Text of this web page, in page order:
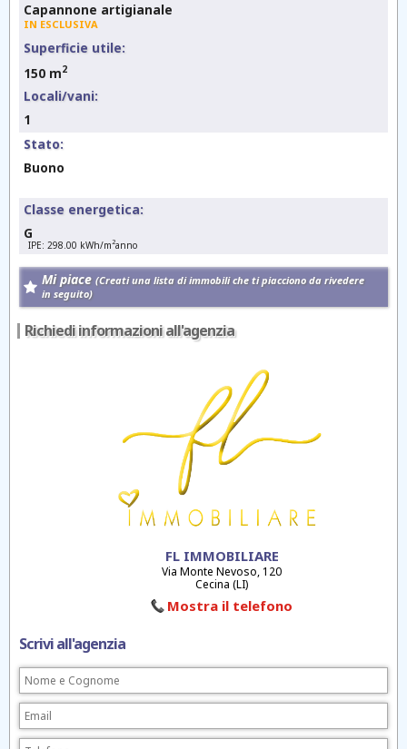
Capannone artigianale
IN ESCLUSIVA
Superficie utile:
150 m2
Locali/vani:
1
Stato:
Buono
Classe energetica:
G
IPE: 298.00 kWh/m2anno
Mi piace (Creati una lista di immobili che ti piacciono da rivedere
in seguito)
Richiedi informazioni all'agenzia
FL IMMOBILIARE
Via Monte Nevoso, 120
Cecina (LI)
Mostra il telefono
Scrivi all'agenzia